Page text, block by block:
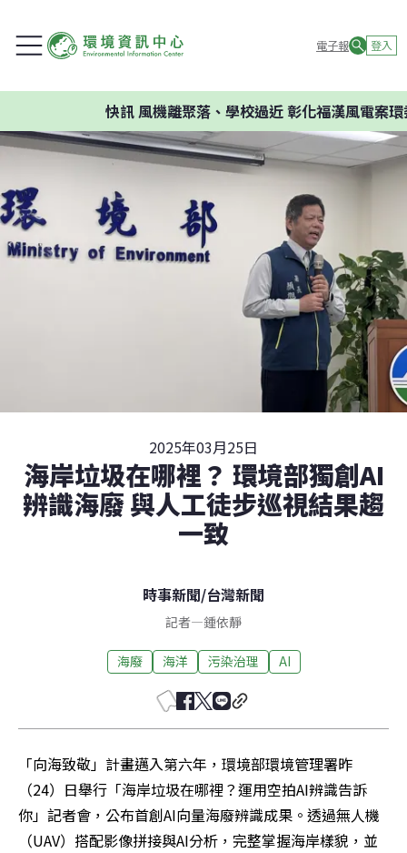
電子報 登入
風機離聚落、學校過近 彰化福漢風電案環委建議
2025年03月25日
海岸垃圾在哪裡？ 環境部獨創AI
辨識海廢 與人工徒步巡視結果趨
一致
時事新聞/台灣新聞
記者—鍾依靜
海廢 海洋 污染治理 AI
「向海致敬」計畫邁入第六年，環境部環境管理署昨
（24）日舉行「海岸垃圾在哪裡？運用空拍AI辨識告訴
你」記者會，公布首創AI向量海廢辨識成果。透過無人機
（UAV）搭配影像拼接與AI分析，完整掌握海岸樣貌，並